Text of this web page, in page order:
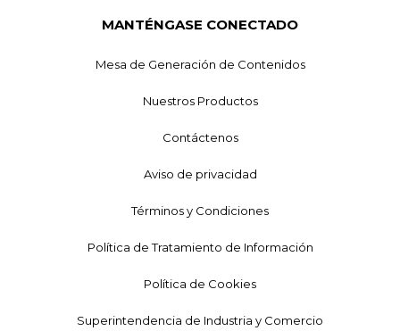
MANTÉNGASE CONECTADO
Mesa de Generación de Contenidos
Nuestros Productos
Contáctenos
Aviso de privacidad
Términos y Condiciones
Política de Tratamiento de Información
Política de Cookies
Superintendencia de Industria y Comercio